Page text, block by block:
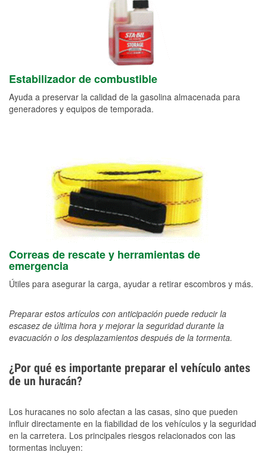
Estabilizador de combustible
Ayuda a preservar la calidad de la gasolina almacenada para
generadores y equipos de temporada.
Correas de rescate y herramientas de
emergencia
Útiles para asegurar la carga, ayudar a retirar escombros y más.
Preparar estos artículos con anticipación puede reducir la
escasez de última hora y mejorar la seguridad durante la
evacuación o los desplazamientos después de la tormenta.
¿Por qué es importante preparar el vehículo antes
de un huracán?
Los huracanes no solo afectan a las casas, sino que pueden
influir directamente en la fiabilidad de los vehículos y la seguridad
en la carretera. Los principales riesgos relacionados con las
tormentas incluyen: